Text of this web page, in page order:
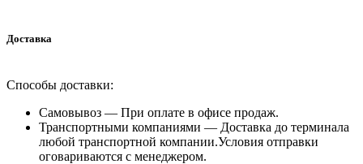
Доставка
Способы доставки:
Самовывоз — При оплате в офисе продаж.
Транспортными компаниями — Доставка до терминала
любой транспортной компании.Условия отправки
оговариваются с менеджером.